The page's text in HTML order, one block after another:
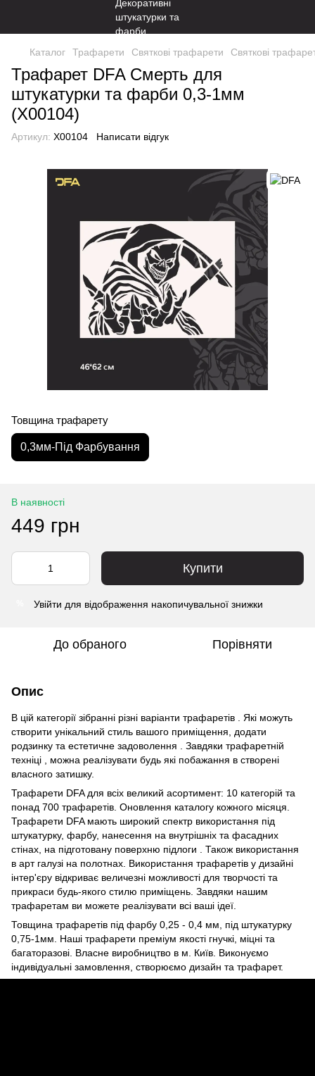
Каталог Трафарети Святкові трафарети Святкові
Трафарет DFA Смерть для
штукатурки та фарби 0,3-1мм
(X00104)
Артикул: X00104 Написати відгук
Товщина трафарету
0,3мм-Під Фарбування
В наявності
449 грн
Купити
Увійти для відображення накопичувальної знижки
До обраного Порівняти
Опис
В цій категорії зібранні різні варіанти трафаретів . Які можуть
створити унікальний стиль вашого приміщення, додати
родзинку та естетичне задоволення . Завдяки трафаретній
техніці , можна реалізувати будь які побажання в створені
власного затишку.
Трафарети DFA для всіх великий асортимент: 10 категорій та
понад 700 трафаретів. Оновлення каталогу кожного місяця.
Трафарети DFA мають широкий спектр використання під
штукатурку, фарбу, нанесення на внутрішніх та фасадних
стінах, на підготовану поверхню підлоги . Також використання
в арт галузі на полотнах. Використання трафаретів у дизайні
інтер'єру відкриває величезні можливості для творчості та
прикраси будь-якого стилю приміщень. Завдяки нашим
трафаретам ви можете реалізувати всі ваші ідеї.
Товщина трафаретів під фарбу 0,25 - 0,4 мм, під штукатурку
0,75-1мм. Наші трафарети преміум якості гнучкі, міцні та
багаторазові. Власне виробництво в м. Київ. Виконуємо
індивідуальні замовлення, створюємо дизайн та трафарет.